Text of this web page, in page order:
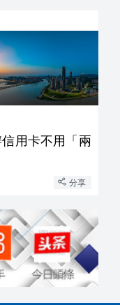
用卡不用「兩
分享